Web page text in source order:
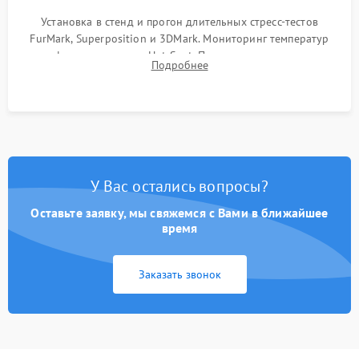
Установка в стенд и прогон длительных стресс-тестов
FurMark, Superposition и 3DMark. Мониторинг температур
графического чипа и Hot Spot. Проверка на отсутствие
артефактов изображения, вылетов драйвера и зависаний.
Подробнее
У Вас остались вопросы?
Оставьте заявку, мы свяжемся с Вами в ближайшее
время
Заказать звонок